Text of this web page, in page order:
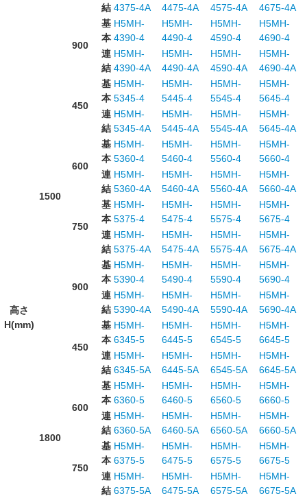
高さ
H(mm)
結 4375-4A
4475-4A
4575-4A
4675-4A
900
基
本
H5MH-
4390-4
H5MH-
4490-4
H5MH-
4590-4
H5MH-
4690-4
連
結
H5MH-
4390-4A
H5MH-
4490-4A
H5MH-
4590-4A
H5MH-
4690-4A
1500
450
基
本
H5MH-
5345-4
H5MH-
5445-4
H5MH-
5545-4
H5MH-
5645-4
連
結
H5MH-
5345-4A
H5MH-
5445-4A
H5MH-
5545-4A
H5MH-
5645-4A
600
基
本
H5MH-
5360-4
H5MH-
5460-4
H5MH-
5560-4
H5MH-
5660-4
連
結
H5MH-
5360-4A
H5MH-
5460-4A
H5MH-
5560-4A
H5MH-
5660-4A
750
基
本
H5MH-
5375-4
H5MH-
5475-4
H5MH-
5575-4
H5MH-
5675-4
連
結
H5MH-
5375-4A
H5MH-
5475-4A
H5MH-
5575-4A
H5MH-
5675-4A
900
基
本
H5MH-
5390-4
H5MH-
5490-4
H5MH-
5590-4
H5MH-
5690-4
連
結
H5MH-
5390-4A
H5MH-
5490-4A
H5MH-
5590-4A
H5MH-
5690-4A
1800
450
基
本
H5MH-
6345-5
H5MH-
6445-5
H5MH-
6545-5
H5MH-
6645-5
連
結
H5MH-
6345-5A
H5MH-
6445-5A
H5MH-
6545-5A
H5MH-
6645-5A
600
基
本
H5MH-
6360-5
H5MH-
6460-5
H5MH-
6560-5
H5MH-
6660-5
連
結
H5MH-
6360-5A
H5MH-
6460-5A
H5MH-
6560-5A
H5MH-
6660-5A
750
基
本
H5MH-
6375-5
H5MH-
6475-5
H5MH-
6575-5
H5MH-
6675-5
連
結
H5MH-
6375-5A
H5MH-
6475-5A
H5MH-
6575-5A
H5MH-
6675-5A